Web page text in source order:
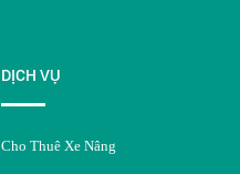
DỊCH VỤ
Cho Thuê Xe Nâng